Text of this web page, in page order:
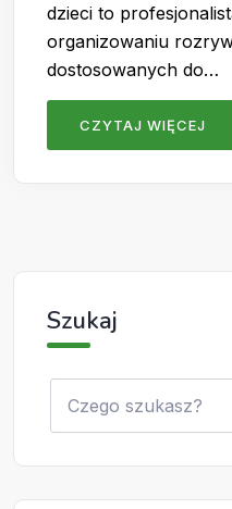
dzieci to
organizowaniu
dostosowanych do…
CZYTAJ WIĘCEJ
Szukaj